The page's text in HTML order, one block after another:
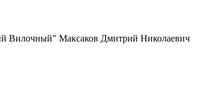
Вилочный" Максаков Дмитрий Николаевич